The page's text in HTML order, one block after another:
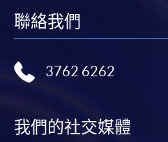
聯絡我們
3762 6262
我們的社交媒體